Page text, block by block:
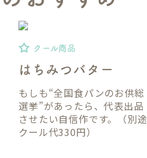
はちみつバター
クール商品
もしも“全国食パンのお供総
選挙”があったら、代表出品
させたい自信作です。（別途
クール代330円）